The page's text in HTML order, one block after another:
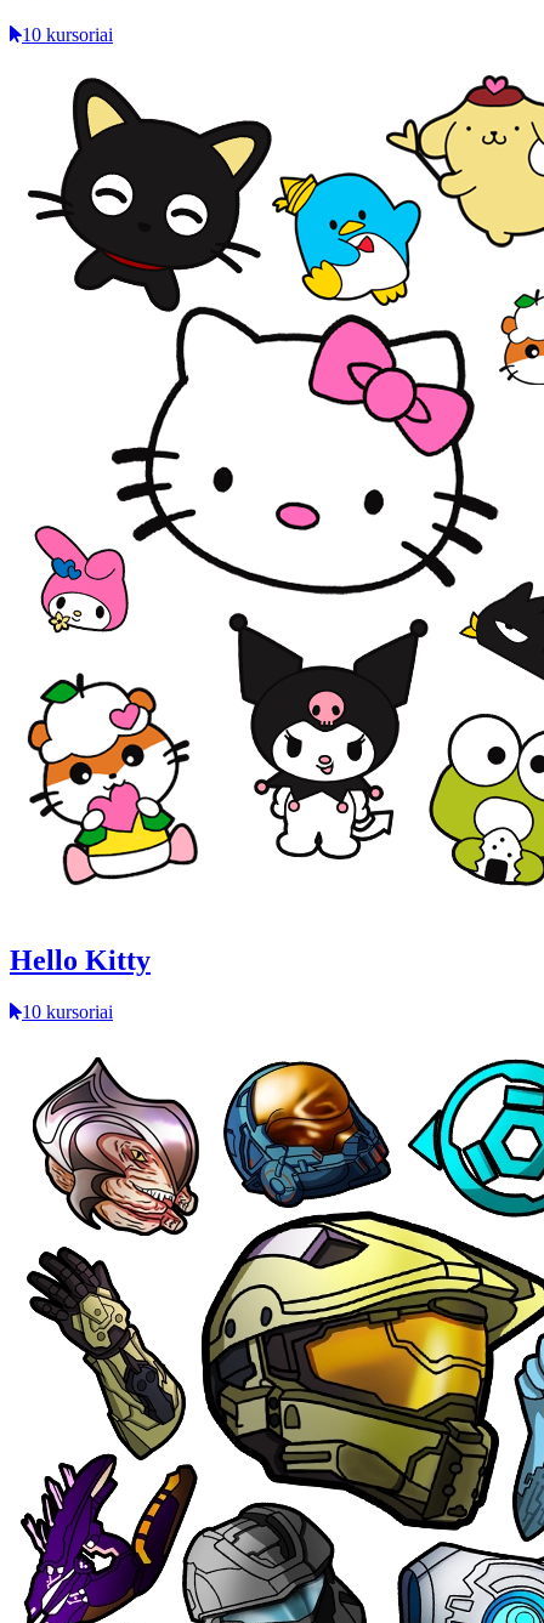
10 kursoriai
Hello Kitty
10 kursoriai